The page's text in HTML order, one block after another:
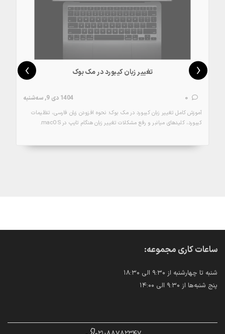
تغییر زبان کیبورد در مک بوک
0 1404 دی 9, سه‌شنبه
آموزش کامل تغییر زبان کیبورد در مک بوک؛ نحوه افزودن زبان فارسی، تنظیمات
کیبورد، کلیدهای میانبر و رفع مشکلات تغییر زبان هنگام تایپ در macOS.
‹
›
ساعات کاری مجموعه:
شنبه تا چهارشنبه از ۹:۳۰ الی ۱۸:۳۰
پنج شنبه‌ها از ۹:۳۰ الی ۱۴:۰۰